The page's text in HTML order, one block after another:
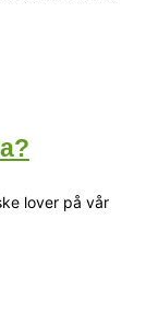
lover på vår